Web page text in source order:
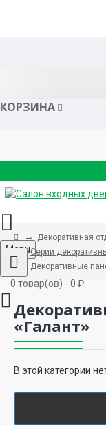
КОРЗИНА
Menu
0 товар(ов) - 0 ₽
Декоративная
Серии
Декоративные
«Галант»
В этой категории